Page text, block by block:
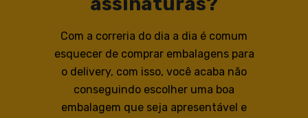
Com a correria do dia a dia é comum
esquecer de comprar embalagens para
o delivery, com isso, você acaba não
conseguindo escolher uma boa
embalagem que seja apresentável e